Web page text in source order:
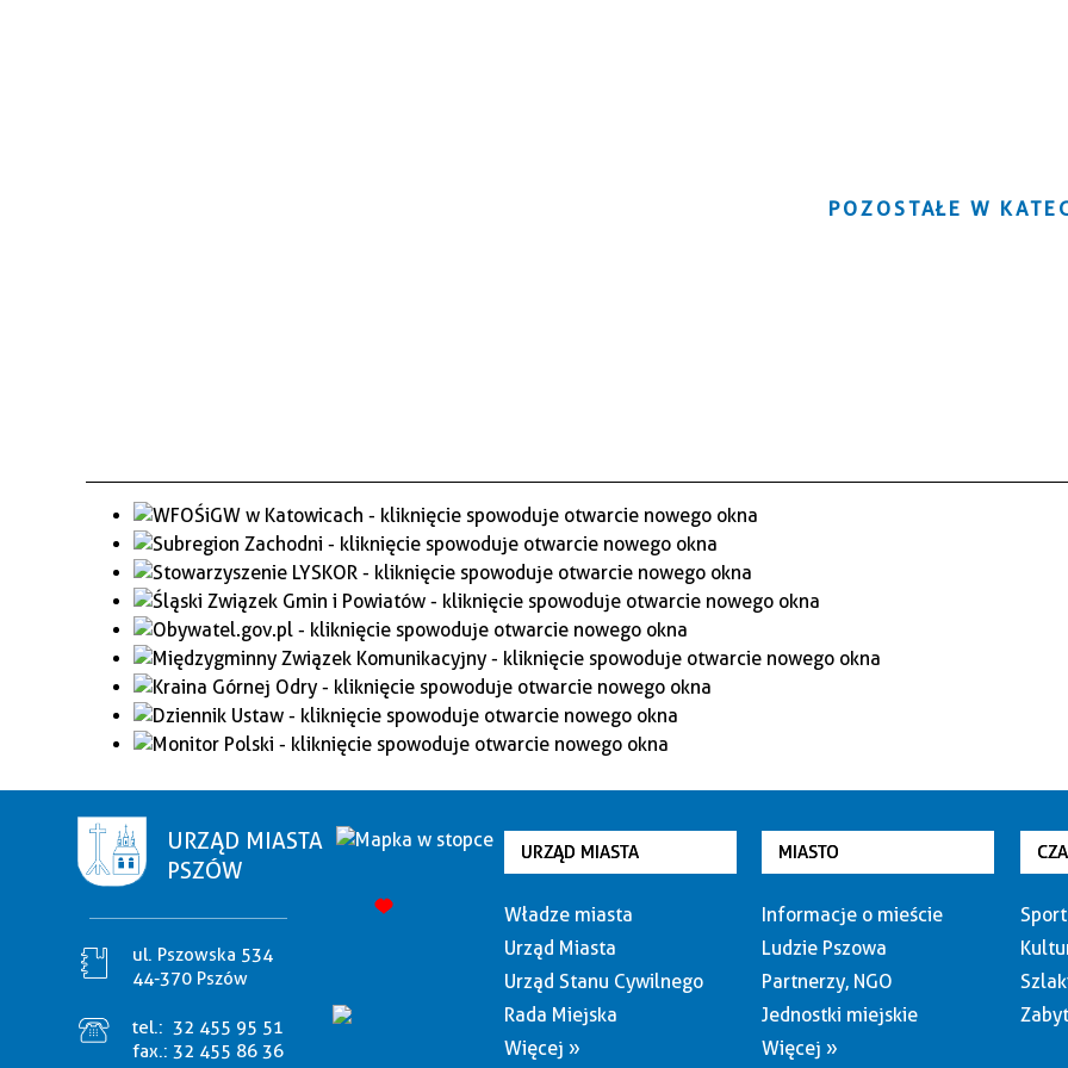
POZOSTAŁE W
URZĄD MIASTA
PSZÓW
ul. Pszowska 534
44-370 Pszów
tel.: 32 455 95 51
fax.: 32 455 86 36
URZĄD MIASTA
Władze miasta
Urząd Miasta
Urząd Stanu Cywilnego
Rada Miejska
Więcej »
MIASTO
Informacje o mieście
Ludzie Pszowa
Partnerzy, NGO
Jednostki miejskie
Więcej »
Sport